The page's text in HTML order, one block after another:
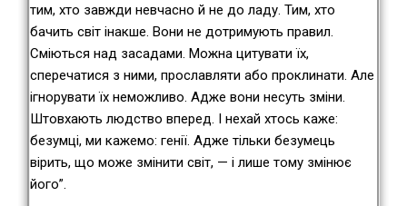
тим, хто завжди невчасно й не до ладу. Тим, хто
бачить світ інакше. Вони не дотримують правил.
Сміються над засадами. Можна цитувати їх,
сперечатися з ними, прославляти або проклинати. Але
ігнорувати їх неможливо. Адже вони несуть зміни.
Штовхають людство вперед. І нехай хтось каже:
безумці, ми кажемо: генії. Адже тільки безумець
вірить, що може змінити світ, — і лише тому змінює
його”.